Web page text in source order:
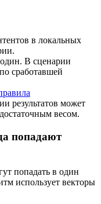
в локальных
В сценарии
сработавшей
результатов может
весом.
попадают
попадать в один
использует векторы